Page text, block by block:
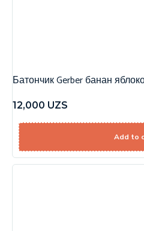
Батончик Gerber банан
12,000 UZS
Add to